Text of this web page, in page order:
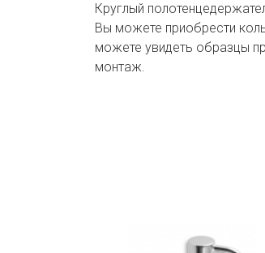
Круглый
Вы можете приобрести
можете увидеть образцы
монтаж.